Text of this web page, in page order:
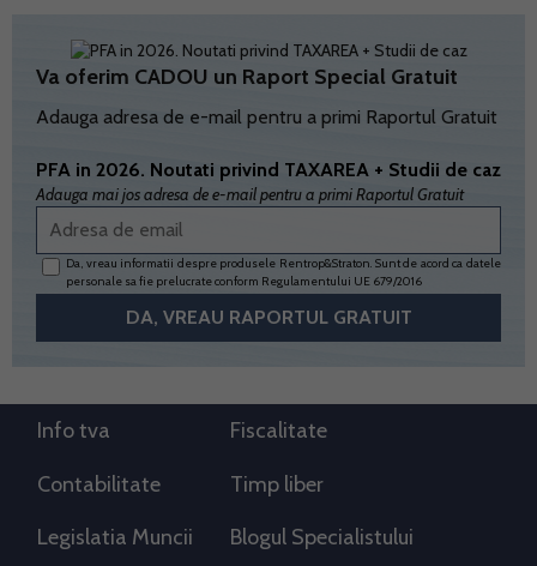
Va oferim CADOU un Raport Special Gratuit
Adauga adresa de e-mail pentru a primi Raportul Gratuit
PFA in 2026. Noutati privind TAXAREA + Studii de caz
Adauga mai jos adresa de e-mail pentru a primi Raportul Gratuit
Da, vreau informatii despre produsele Rentrop&Straton. Sunt de acord ca datele
personale sa fie prelucrate conform Regulamentului UE 679/2016
Info tva Fiscalitate
Contabilitate Timp liber
Legislatia Muncii Blogul Specialistului